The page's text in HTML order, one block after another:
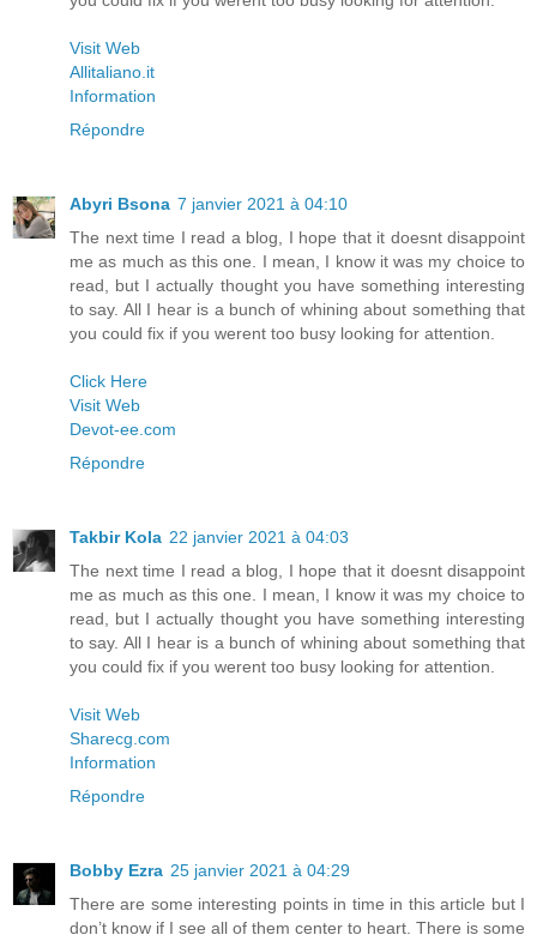
Visit Web
Allitaliano.it
Information
Répondre
Abyri Bsona 7 janvier 2021 à 04:10
The next time I read a blog, I hope that it doesnt disappoint
me as much as this one. I mean, I know it was my choice to
read, but I actually thought you have something interesting
to say. All I hear is a bunch of whining about something that
you could fix if you werent too busy looking for attention.
Click Here
Visit Web
Devot-ee.com
Répondre
Takbir Kola 22 janvier 2021 à 04:03
The next time I read a blog, I hope that it doesnt disappoint
me as much as this one. I mean, I know it was my choice to
read, but I actually thought you have something interesting
to say. All I hear is a bunch of whining about something that
you could fix if you werent too busy looking for attention.
Visit Web
Sharecg.com
Information
Répondre
Bobby Ezra 25 janvier 2021 à 04:29
There are some interesting points in time in this article but I
don’t know if I see all of them center to heart. There is some